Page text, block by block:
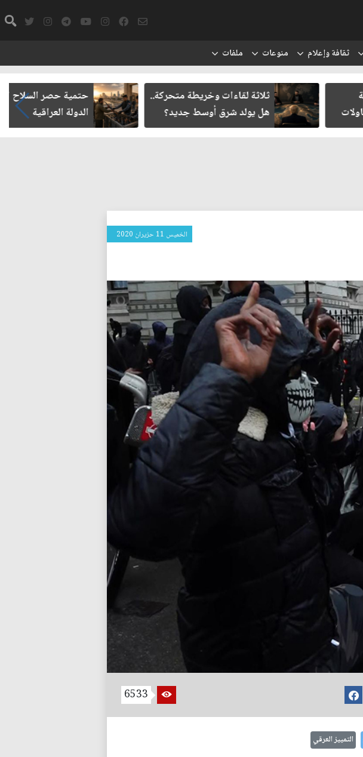
ثقافة وإعلام منوعات ملفات
ثلاثة لقاءات وخريطة متحركة..
هل يولد شرق أوسط جديد؟
حتمية حصر السلاح المنفلت بيد
الدولة العراقية
الخميس 11 حزيران 2020
6533
التمييز العرقي